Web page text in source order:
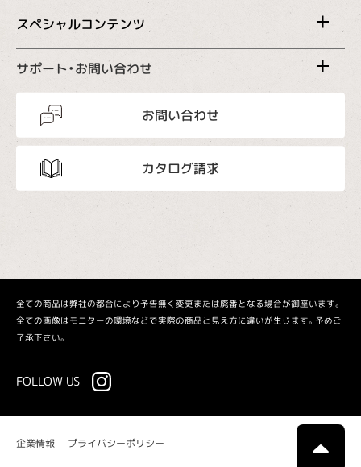
スペシャルコンテンツ
サポート・お問い合わせ
お問い合わせ
カタログ請求
全ての商品は弊社の都合により予告無く変更または廃番となる場合が御座います。
全ての画像はモニターの環境などで実際の商品と見え方に違いが生じます。予めご
了承下さい。
FOLLOW US
企業情報 プライバシーポリシー